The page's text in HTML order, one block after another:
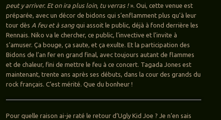
peut y arriver. Et on ira plus loin, tu verras !». Oui, cette venue est
préparée, avec un décor de bidons qui s’enflamment plus qu’à leur
tour dès A feu et à sangqui assoit le public, déjà à fond derrière les
Rennais. Niko va le chercher, ce public, l’invective et l’invite à
s’amuser. Ça bouge, ça saute, et ça exulte. Et la participation des
Bidons de l’an fer en grand final, avec toujours autant de flammes
et de chaleur, fini de mettre le feu à ce concert. Tagada Jones est
maintenant, trente ans après ses débuts, dans la cour des grands du
rock français. C’est mérité. Que du bonheur !
Pour quelle raison ai-je raté le retour d’Ugly Kid Joe ? Je n’en sais